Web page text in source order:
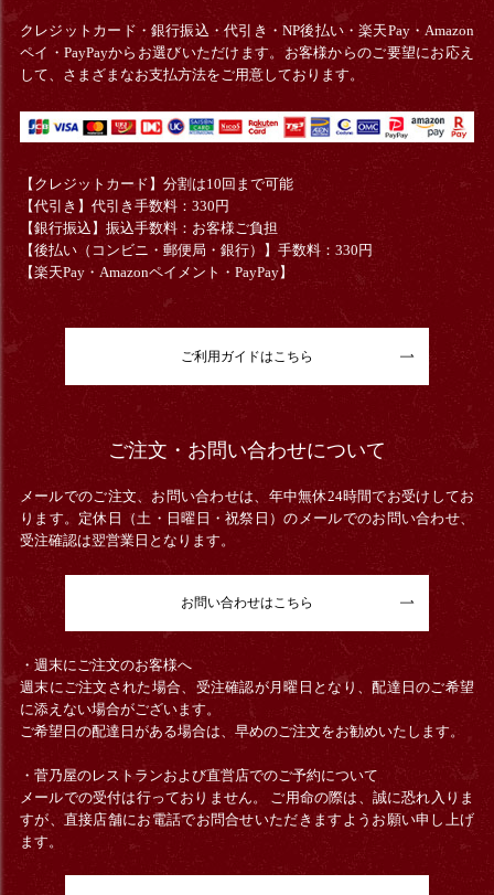
クレジットカード・銀行振込・代引き・NP後払い・楽天Pay・Amazon
ペイ・PayPayからお選びいただけます。お客様からのご要望にお応え
して、さまざまなお支払方法をご用意しております。
【クレジットカード】分割は10回まで可能
【代引き】代引き手数料：330円
【銀行振込】振込手数料：お客様ご負担
【後払い（コンビニ・郵便局・銀行）】手数料：330円
【楽天Pay・Amazonペイメント・PayPay】
ご利用ガイドはこちら
ご注文・お問い合わせについて
メールでのご注文、お問い合わせは、年中無休24時間でお受けしてお
ります。定休日（土・日曜日・祝祭日）のメールでのお問い合わせ、
受注確認は翌営業日となります。
お問い合わせはこちら
・週末にご注文のお客様へ
週末にご注文された場合、受注確認が月曜日となり、配達日のご希望
に添えない場合がございます。
ご希望日の配達日がある場合は、早めのご注文をお勧めいたします。
・菅乃屋のレストランおよび直営店でのご予約について
メールでの受付は行っておりません。 ご用命の際は、誠に恐れ入りま
すが、直接店舗にお電話でお問合せいただきますようお願い申し上げ
ます。